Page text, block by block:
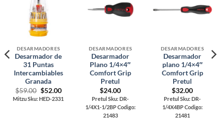
DESARMADORES
Desarmador de
31 Puntas
Intercambiables
Granada
$59.00 Original
price
was:
$52.00Current
price
is:
Mitzu Sku: HED-2331
DESARMADORES
Desarmador
Plano 1/4×4″
Comfort Grip
Pretul
$24.00
Pretul Sku: DR-
1/4X1-1/2BP Codigo:
21483
DESARMADORES
Desarmador
plano 1/4×4″
Comfort Grip
Pretul
$32.00
Pretul Sku: DR-
1/4X4BP Codigo:
21481